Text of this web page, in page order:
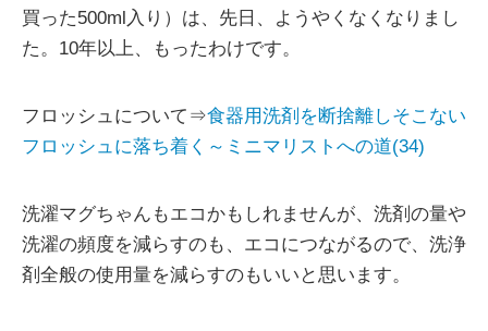
買った500ml入り）は、先日、ようやくなくなりまし
た。10年以上、もったわけです。
フロッシュについて⇒食器用洗剤を断捨離しそこない
フロッシュに落ち着く～ミニマリストへの道(34)
洗濯マグちゃんもエコかもしれませんが、洗剤の量や
洗濯の頻度を減らすのも、エコにつながるので、洗浄
剤全般の使用量を減らすのもいいと思います。